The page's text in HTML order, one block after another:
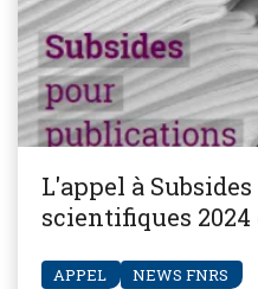
L'appel à
scientifiques
APPEL NEWS FNRS